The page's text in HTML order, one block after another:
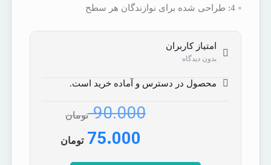
4: طراحی شده برای نوازندگان هر سطح
امتیاز کاربران
بدون دیدگاه
محصول در دسترس و آماده خرید است.
90.000 تومان
75.000 تومان